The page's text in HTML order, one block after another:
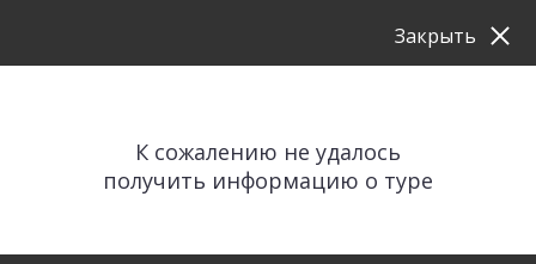
К сожалению не удалось
получить информацию о туре
Закрыть